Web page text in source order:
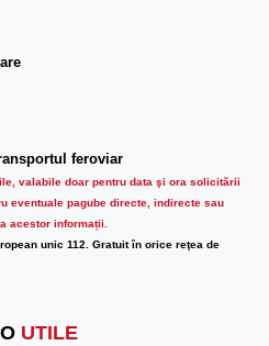
feroviar
valabile doar pentru data şi ora solicitării
eventuale pagube directe, indirecte sau
acestor informații.
unic 112. Gratuit în orice reţea de
UTILE